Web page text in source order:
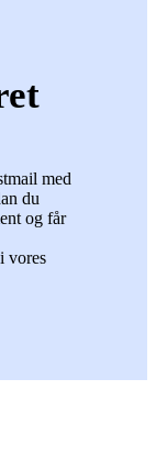
med
du
og får
vores